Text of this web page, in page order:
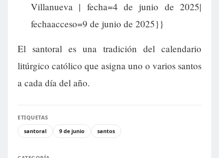
Villanueva | fecha=4 de junio de 2025|
fechaacceso=9 de junio de 2025}}
El santoral es una tradición del calendario
litúrgico católico que asigna uno o varios santos
a cada día del año.
ETIQUETAS
santoral
9 de junio santos